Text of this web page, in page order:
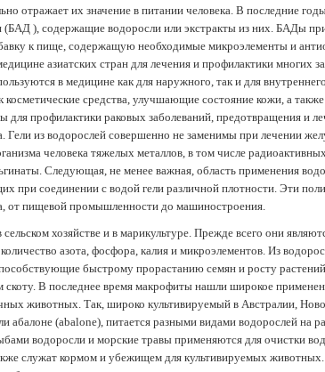
отражает их значение в питании человека. В последние
(БАД ), содержащие водоросли или экстракты из них. БАДы
к пище, содержащую необходимые микроэлементы и
азиатских стран для лечения и профилактики многих
в медицине как для наружного, так и для
косметические средства, улучшающие состояние кожи, а
для профилактики раковых заболеваний, предотвращения и
Гели из водорослей совершенно не заменимы при лечении
человека тяжелых металлов, в том числе
Следующая, не менее важная, область применения
при соединении с водой гели различной плотности. Эти
от пищевой промышленности до машиностроения.
хозяйстве и в марикультуре. Прежде всего они
азота, фосфора, калия и микроэлементов. Из
быстрому прорастанию семян и росту
В последнее время макрофиты нашли широкое
животных. Так, широко культивируемый в Австралии,
абалоне (abalone), питается разными видами водорослей на
водоросли и морские травы применяются для очистки
служат кормом и убежищем для культивируемых